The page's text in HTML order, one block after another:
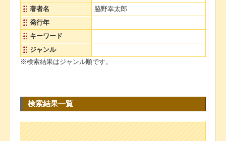
著者名
脇野幸太郎
発行年
キーワード
ジャンル
※検索結果はジャンル順です。
検索結果一覧